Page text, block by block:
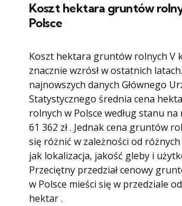
Koszt hektara gruntów
Polsce
Koszt hektara gruntów rolnych V
znacznie wzrósł w ostatnich
najnowszych danych Głównego
Statystycznego średnia cena
rolnych w Polsce według stanu na
61 362 zł . Jednak cena gruntów
się różnić w zależności od
jak lokalizacja, jakość gleby i
Przeciętny przedział cenowy
w Polsce mieści się w przedziale
hektar .